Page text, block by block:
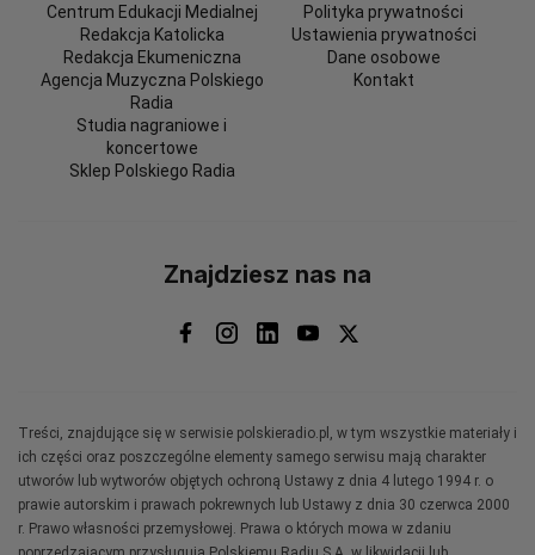
Centrum Edukacji Medialnej
Redakcja Katolicka
Redakcja Ekumeniczna
Agencja Muzyczna Polskiego
Radia
Studia nagraniowe i
koncertowe
Sklep Polskiego Radia
Polityka prywatności
Ustawienia prywatności
Dane osobowe
Kontakt
Znajdziesz nas na
Treści, znajdujące się w serwisie polskieradio.pl, w tym wszystkie materiały i
ich części oraz poszczególne elementy samego serwisu mają charakter
utworów lub wytworów objętych ochroną Ustawy z dnia 4 lutego 1994 r. o
prawie autorskim i prawach pokrewnych lub Ustawy z dnia 30 czerwca 2000
r. Prawo własności przemysłowej. Prawa o których mowa w zdaniu